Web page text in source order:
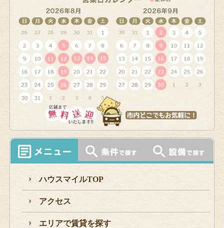
ハウスマイルTOP
アクセス
エリアで賃貸を探す